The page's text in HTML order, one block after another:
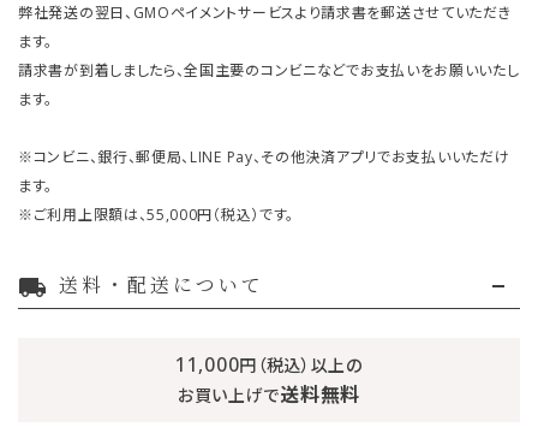
弊社発送の翌日、GMOペイメントサービスより請求書を郵送させていただき
ます。
請求書が到着しましたら、全国主要のコンビニなどでお支払いをお願いいたし
ます。
※コンビニ、銀行、郵便局、LINE Pay、その他決済アプリでお支払いいただけ
ます。
※ご利用上限額は、55,000円（税込）です。
local_shipping 送料・配送について
11,000円（税込）以上の
お買い上げで送料無料